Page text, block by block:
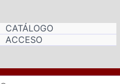
CATÁLOGO
ACCESO